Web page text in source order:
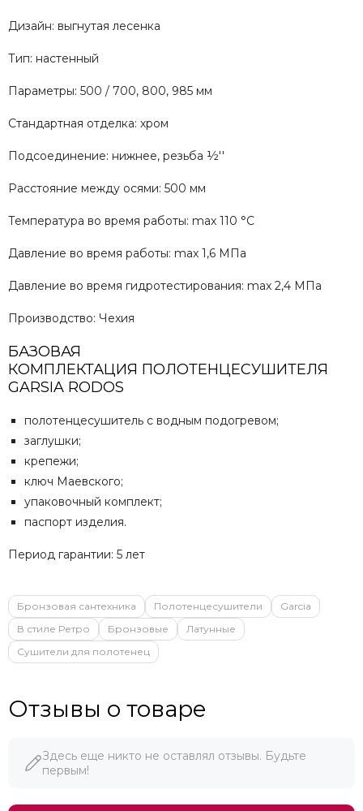
Дизайн: выгнутая лесенка
Тип: настенный
Параметры: 500 / 700, 800, 985 мм
Стандартная отделка: хром
Подсоединение: нижнее, резьба ½''
Расстояние между осями: 500 мм
Температура во время работы: max 110 °C
Давление во время работы: max 1,6 МПа
Давление во время гидротестирования: max 2,4 МПа
Производство: Чехия
БАЗОВАЯ
КОМПЛЕКТАЦИЯ ПОЛОТЕНЦЕСУШИТЕЛЯ
GARSIA RODOS
полотенцесушитель с водным подогревом;
заглушки;
крепежи;
ключ Маевского;
упаковочный комплект;
паспорт изделия.
Период гарантии: 5 лет
Бронзовая сантехника Полотенцесушители
Garcia
В стиле Ретро
Бронзовые
Латунные
Сушители для полотенец
Отзывы о товаре
Здесь еще никто не оставлял отзывы. Будьте
первым!